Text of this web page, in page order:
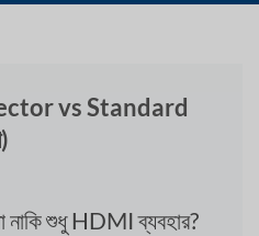
vs Standard
শুধু HDMI ব্যবহার?